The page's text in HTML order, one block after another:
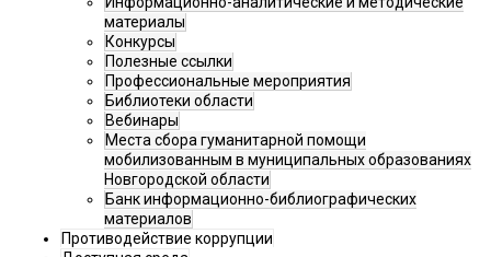
материалы
Конкурсы
Полезные ссылки
Профессиональные мероприятия
Библиотеки области
Вебинары
Места сбора гуманитарной помощи
мобилизованным в муниципальных образованиях
Новгородской области
Банк информационно-библиографических
материалов
Противодействие коррупции